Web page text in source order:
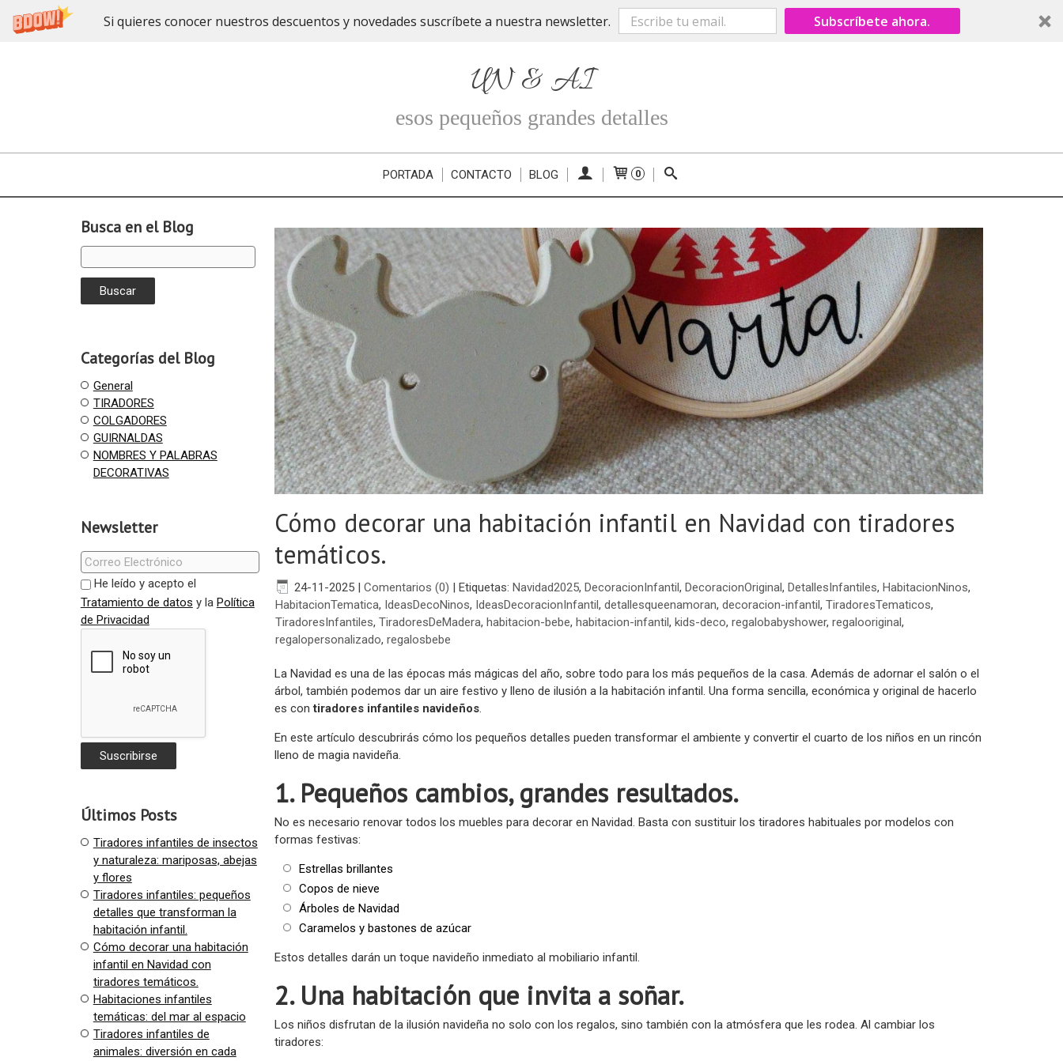
Si quieres conocer nuestros descuentos y novedades suscríbete a nuestra newsletter. Subscríbete ahora.
UN & AI
esos pequeños grandes detalles
PORTADA CONTACTO BLOG 0
Busca en el Blog
Categorías del Blog
General
TIRADORES
COLGADORES
GUIRNALDAS
NOMBRES Y PALABRAS
DECORATIVAS
Newsletter
He leído y acepto el
Tratamiento de datos y la Política
de Privacidad
Últimos Posts
Tiradores infantiles de insectos
y naturaleza: mariposas, abejas
y flores
Tiradores infantiles: pequeños
detalles que transforman la
habitación infantil.
Cómo decorar una habitación
infantil en Navidad con
tiradores temáticos.
Habitaciones infantiles
temáticas: del mar al espacio
Tiradores infantiles de
animales: diversión en cada
Cómo decorar una habitación infantil en Navidad con tiradores
temáticos.
24-11-2025| Comentarios (0) | Etiquetas: Navidad2025, DecoracionInfantil, DecoracionOriginal, DetallesInfantiles, HabitacionNinos,
HabitacionTematica, IdeasDecoNinos, IdeasDecoracionInfantil, detallesqueenamoran, decoracion-infantil, TiradoresTematicos,
TiradoresInfantiles, TiradoresDeMadera, habitacion-bebe, habitacion-infantil, kids-deco, regalobabyshower, regalooriginal,
regalopersonalizado, regalosbebe
La Navidad es una de las épocas más mágicas del año, sobre todo para los más pequeños de la casa. Además de adornar el salón o el
árbol, también podemos dar un aire festivo y lleno de ilusión a la habitación infantil. Una forma sencilla, económica y original de hacerlo
es contiradores infantiles navideños.
En este artículo descubrirás cómo los pequeños detalles pueden transformar el ambiente y convertir el cuarto de los niños en un rincón
lleno de magia navideña.
1. Pequeños cambios, grandes resultados.
No es necesario renovar todos los muebles para decorar en Navidad. Basta con sustituir los tiradores habituales por modelos con
formas festivas:
Estrellas brillantes
Copos de nieve
Árboles de Navidad
Caramelos y bastones de azúcar
Estos detalles darán un toque navideño inmediato al mobiliario infantil.
2. Una habitación que invita a soñar.
Los niños disfrutan de la ilusión navideña no solo con los regalos, sino también con la atmósfera que les rodea. Al cambiar los
tiradores: